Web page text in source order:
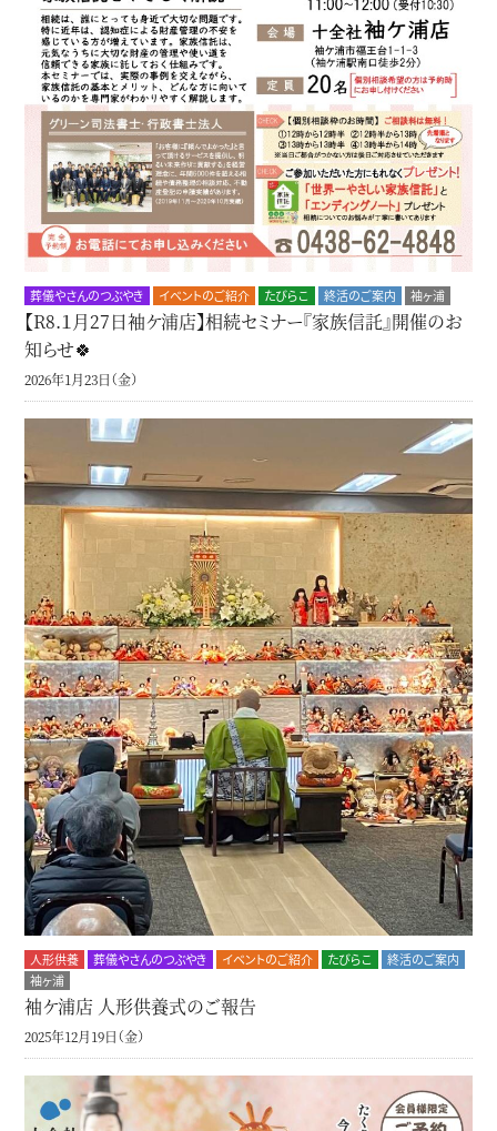
葬儀やさんのつぶやき イベントのご紹介 たびらこ 終活のご案内 袖ヶ浦
【R8.１月27日袖ケ浦店】相続セミナー『家族信託』開催のお
知らせ🍀
2026年1月23日（金）
人形供養 葬儀やさんのつぶやき イベントのご紹介 たびらこ
終活のご案内
袖ヶ浦
袖ケ浦店 人形供養式のご報告
2025年12月19日（金）